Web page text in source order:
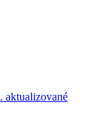
aktualizované